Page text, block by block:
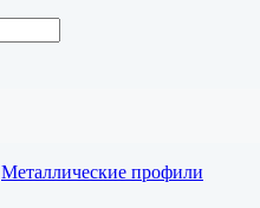
Металлические профили